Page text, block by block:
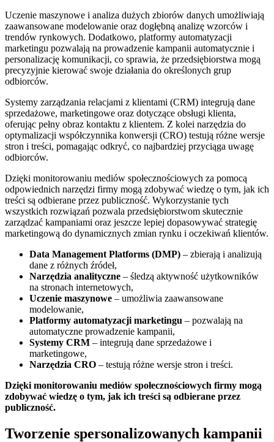
Uczenie maszynowe i analiza dużych zbiorów danych umożliwiają
zaawansowane modelowanie oraz dogłębną analizę wzorców i
trendów rynkowych. Dodatkowo, platformy automatyzacji
marketingu pozwalają na prowadzenie kampanii automatycznie i
personalizację komunikacji, co sprawia, że przedsiębiorstwa mogą
precyzyjnie kierować swoje działania do określonych grup
odbiorców.
Systemy zarządzania relacjami z klientami (CRM) integrują dane
sprzedażowe, marketingowe oraz dotyczące obsługi klienta,
oferując pełny obraz kontaktu z klientem. Z kolei narzędzia do
optymalizacji współczynnika konwersji (CRO) testują różne wersje
stron i treści, pomagając odkryć, co najbardziej przyciąga uwagę
odbiorców.
Dzięki monitorowaniu mediów społecznościowych za pomocą
odpowiednich narzędzi firmy mogą zdobywać wiedzę o tym, jak ich
treści są odbierane przez publiczność. Wykorzystanie tych
wszystkich rozwiązań pozwala przedsiębiorstwom skutecznie
zarządzać kampaniami oraz jeszcze lepiej dopasowywać strategię
marketingową do dynamicznych zmian rynku i oczekiwań klientów.
Data Management Platforms (DMP) – zbierają i analizują
dane z różnych źródeł,
Narzędzia analityczne – śledzą aktywność użytkowników
na stronach internetowych,
Uczenie maszynowe – umożliwia zaawansowane
modelowanie,
Platformy automatyzacji marketingu – pozwalają na
automatyczne prowadzenie kampanii,
Systemy CRM – integrują dane sprzedażowe i
marketingowe,
Narzędzia CRO – testują różne wersje stron i treści.
Dzięki monitorowaniu mediów społecznościowych firmy mogą
zdobywać wiedzę o tym, jak ich treści są odbierane przez
publiczność.
Tworzenie spersonalizowanych kampanii